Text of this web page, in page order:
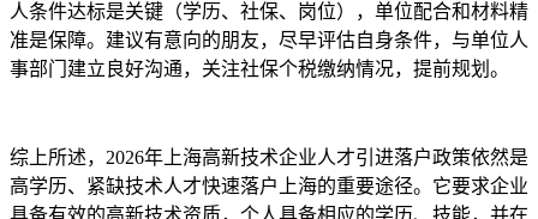
人条件达标是关键（学历、社保、岗位），单位配合和材料精
准是保障。建议有意向的朋友，尽早评估自身条件，与单位人
事部门建立良好沟通，关注社保个税缴纳情况，提前规划。
综上所述，2026年上海高新技术企业人才引进落户政策依然是
高学历、紧缺技术人才快速落户上海的重要途径。它要求企业
具备有效的高新技术资质，个人具备相应的学历、技能，并在